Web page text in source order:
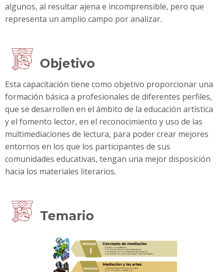
algunos, al resultar ajena e incomprensible, pero que
representa un amplio campo por analizar.
Objetivo
Esta capacitación tiene como objetivo proporcionar una
formación básica a profesionales de diferentes perfiles,
que se desarrollen en el ámbito de la educación artística
y el fomento lector, en el reconocimiento y uso de las
multimediaciones de lectura, para poder crear mejores
entornos en los que los participantes de sus
comunidades educativas, tengan una mejor disposición
hacia los materiales literarios.
Temario